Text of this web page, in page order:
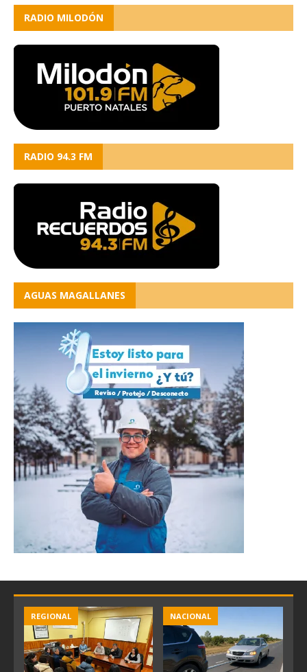
RADIO MILODÓN
RADIO 94.3 FM
AGUAS MAGALLANES
REGIONAL NACIONAL